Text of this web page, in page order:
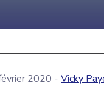
2020 - Vicky